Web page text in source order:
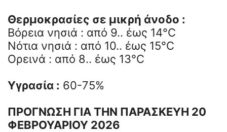
Θερμοκρασίες σε μικρή άνοδο :
Βόρεια νησιά : από 9.. έως 14°C
Νότια νησιά : από 10.. έως 15°C
Ορεινά : από 8.. έως 13°C
Υγρασία : 60-75%
ΠΡΟΓΝΩΣΗ ΓΙΑ ΤΗΝ ΠΑΡΑΣΚΕΥΗ 20
ΦΕΒΡΟΥΑΡΙΟΥ 2026